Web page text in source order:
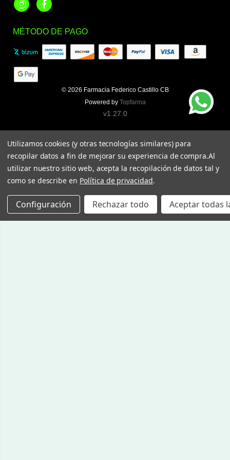
InstagramFacebook
MÉTODO DE PAGO
© 2026 Farmacia Federico Castillo CB
Powered by Topfarma
v1.27.0
Utilizamos cookies (y otras tecnologías similares) para
recopilar datos a fin de mejorar su experiencia de compra.Al
utilizar nuestro sitio web, acepta la recopilación de datos tal y
como se describe en Política de privacidad.
Configuración Rechazar todo Aceptar todas